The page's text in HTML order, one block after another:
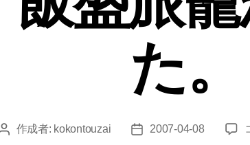
た。
投 作成者: kokontouzai
投
2007-04-08